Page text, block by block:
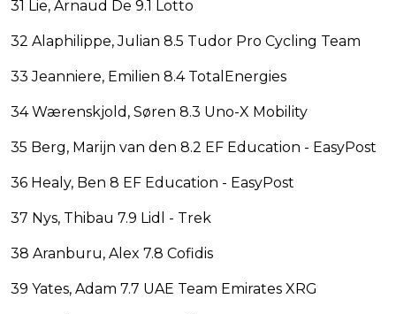
31 Lie, Arnaud De 9.1 Lotto
32 Alaphilippe, Julian 8.5 Tudor Pro Cycling Team
33 Jeanniere, Emilien 8.4 TotalEnergies
34 Wærenskjold, Søren 8.3 Uno-X Mobility
35 Berg, Marijn van den 8.2 EF Education - EasyPost
36 Healy, Ben 8 EF Education - EasyPost
37 Nys, Thibau 7.9 Lidl - Trek
38 Aranburu, Alex 7.8 Cofidis
39 Yates, Adam 7.7 UAE Team Emirates XRG